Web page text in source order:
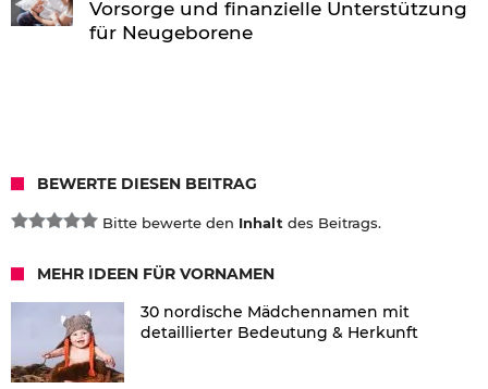
Vorsorge und finanzielle Unterstützung
für Neugeborene
BEWERTE DIESEN BEITRAG
Bitte bewerte den Inhalt des Beitrags.
MEHR IDEEN FÜR VORNAMEN
30 nordische Mädchennamen mit
detaillierter Bedeutung & Herkunft